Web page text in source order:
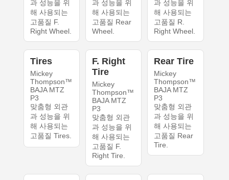
과 성능을 위
해 사용되는
고품질 F.
Right Wheel.
과 성능을 위
해 사용되는
고품질 Rear
Wheel.
과 성능을 위
해 사용되는
고품질 R.
Right Wheel.
Tires
Mickey
Thompson™
BAJA MTZ
P3
맞춤형 외관
과 성능을 위
해 사용되는
고품질 Tires.
F. Right
Tire
Mickey
Thompson™
BAJA MTZ
P3
맞춤형 외관
과 성능을 위
해 사용되는
고품질 F.
Right Tire.
Rear Tire
Mickey
Thompson™
BAJA MTZ
P3
맞춤형 외관
과 성능을 위
해 사용되는
고품질 Rear
Tire.